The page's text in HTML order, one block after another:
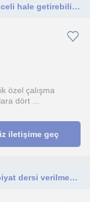
İlköğretim Türkçe derslerini birlikte eğlenceli hale getirebilir sınavlara eksiksiz hazırlanabiliriz.
özel çalışma
dört ...
iletişime geç
Her seviyeye yaşa uygun Türkçe ve Edebiyat dersi verilmektedir